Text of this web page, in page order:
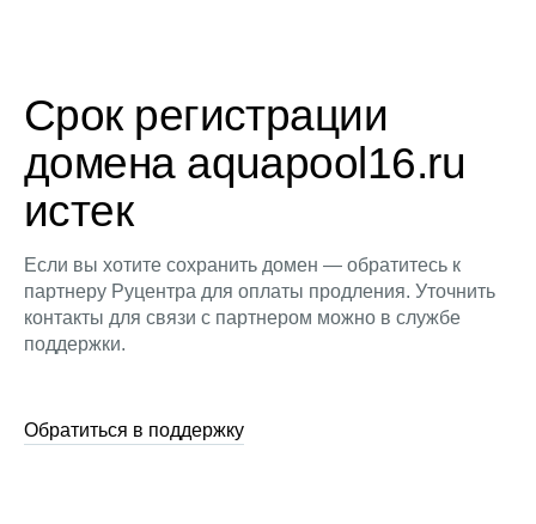
Срок регистрации
домена aquapool16.ru
истек
Если вы хотите сохранить домен — обратитесь к
партнеру Руцентра для оплаты продления. Уточнить
контакты для связи с партнером можно в службе
поддержки.
Обратиться в поддержку